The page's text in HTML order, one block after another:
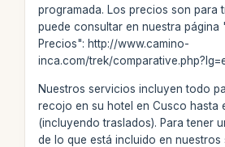
programada. Los precios son para
puede consultar en nuestra página
Precios": http://www.camino-
inca.com/trek/
Nuestros servicios incluyen todo
recojo en su hotel en Cusco hasta
(incluyendo traslados). Para tener
de lo que está incluido en